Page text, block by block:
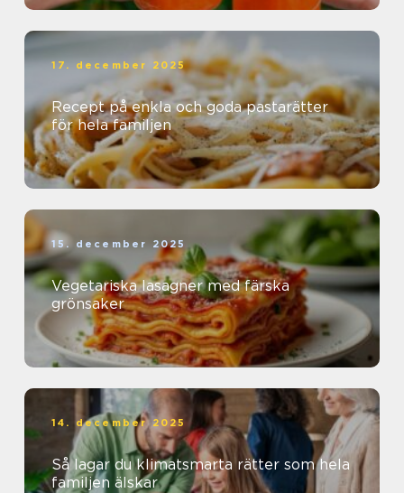
17. december 2025
Recept på enkla och goda pastarätter
för hela familjen
15. december 2025
Vegetariska lasagner med färska
grönsaker
14. december 2025
Så lagar du klimatsmarta rätter som hela
familjen älskar